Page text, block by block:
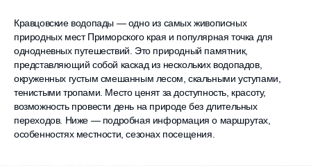
Кравцовские водопады — одно из самых живописных
природных мест Приморского края и популярная точка для
однодневных путешествий. Это природный памятник,
представляющий собой каскад из нескольких водопадов,
окруженных густым смешанным лесом, скальными уступами,
тенистыми тропами. Место ценят за доступность, красоту,
возможность провести день на природе без длительных
переходов. Ниже — подробная информация о маршрутах,
особенностях местности, сезонах посещения.